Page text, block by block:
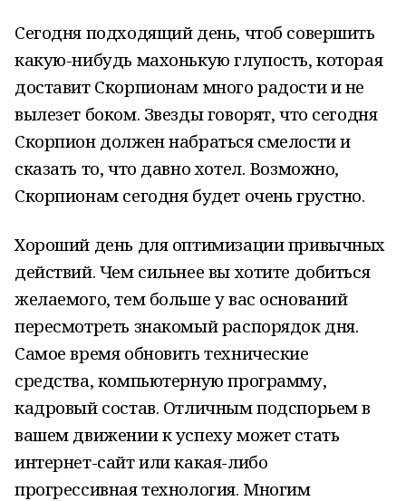
Сегодня подходящий день, чтоб совершить
какую-нибудь махонькую глупость, которая
доставит Скорпионам много радости и не
вылезет боком. Звезды говорят, что сегодня
Скорпион должен набраться смелости и
сказать то, что давно хотел. Возможно,
Скорпионам сегодня будет очень грустно.
Хороший день для оптимизации привычных
действий. Чем сильнее вы хотите добиться
желаемого, тем больше у вас оснований
пересмотреть знакомый распорядок дня.
Самое время обновить технические
средства, компьютерную программу,
кадровый состав. Отличным подспорьем в
вашем движении к успеху может стать
интернет-сайт или какая-либо
прогрессивная технология. Многим